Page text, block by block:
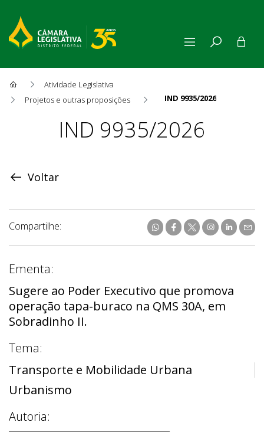
Atividade Legislativa
Projetos e outras proposições
IND 9935/2026
ProposiçãoIND 9935/2026
Voltar
Compartilhe:
Ementa:
Sugere ao Poder Executivo que promova
operação tapa-buraco na QMS 30A, em
Sobradinho II.
Tema:
Transporte e Mobilidade Urbana
Urbanismo
Autoria: